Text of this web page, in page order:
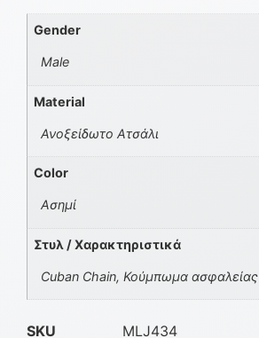
Gender
Male
Material
Ανοξείδωτο Ατσάλι
Color
Ασημί
Στυλ / Χαρακτηριστικά
Cuban Chain, Κούμπωμα ασφαλείας
SKU MLJ434